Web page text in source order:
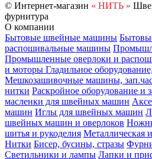
© Интернет-магазин « НИТЬ »
фурнитура
О компании
Бытовые швейные машины
распошивальные машины
Промышленные оверлоки и
и моторы Гладильное
Мешкозашивочные машины,
нитки Раскройное оборудование и
масленки для швейных машин
машин Иглы для швейных машин
швейных машин и оверлоков
шитья и рукоделия Металлическая
Нитки Бисер, бусины, стразы
Светильники и лампы Лапки и